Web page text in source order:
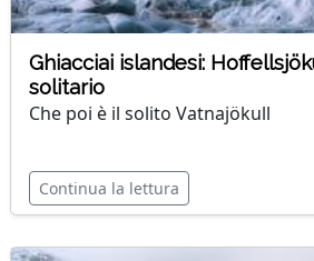
Ghiacciai islandesi:
solitario
Che poi è il solito Vatnajökull
Continua la lettura